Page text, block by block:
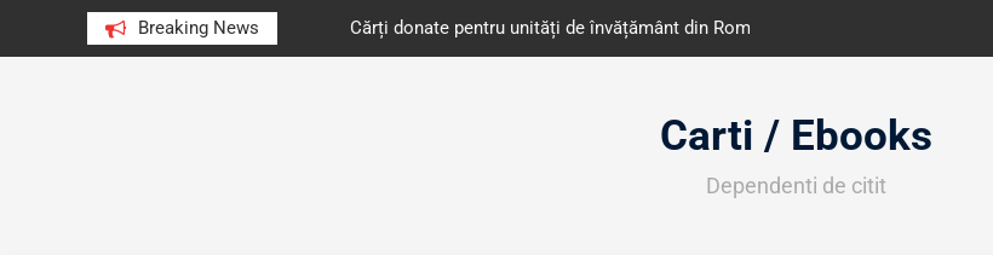
Breaking News
au citit românii în 2023 Cărți donate pentru unități de învățământ din România
octombrie
Carti / Ebooks
Dependenti de citit